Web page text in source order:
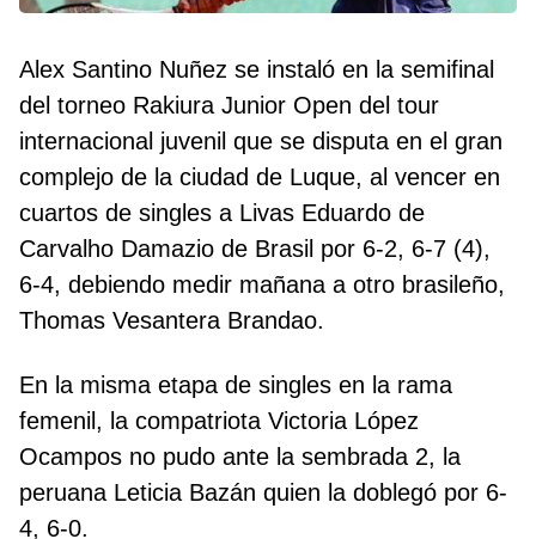
Alex Santino Nuñez se instaló en la semifinal
del torneo Rakiura Junior Open del tour
internacional juvenil que se disputa en el gran
complejo de la ciudad de Luque, al vencer en
cuartos de singles a Livas Eduardo de
Carvalho Damazio de Brasil por 6-2, 6-7 (4),
6-4, debiendo medir mañana a otro brasileño,
Thomas Vesantera Brandao.
En la misma etapa de singles en la rama
femenil, la compatriota Victoria López
Ocampos no pudo ante la sembrada 2, la
peruana Leticia Bazán quien la doblegó por 6-
4, 6-0.